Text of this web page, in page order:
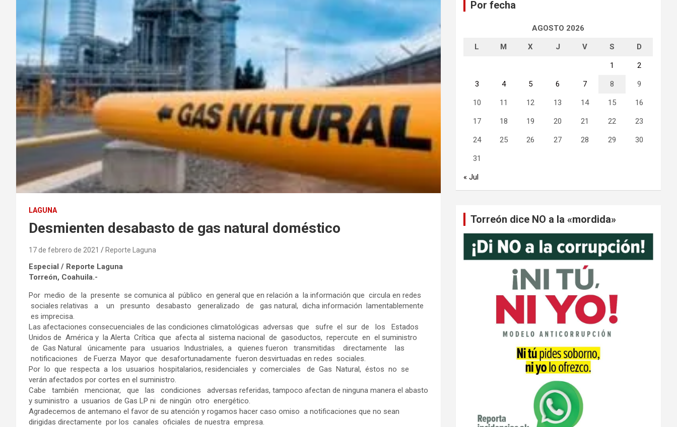
LAGUNA
Desmienten desabasto de gas natural doméstico
17 de febrero de 2021 Reporte Laguna
Especial / Reporte Laguna
Torreón, Coahuila.-
Por medio de la presente se comunica al público en general que en relación a la información que circula en redes
sociales relativas a un presunto desabasto generalizado de gas natural, dicha información lamentablemente
es imprecisa.
Las afectaciones consecuenciales de las condiciones climatológicas adversas que sufre el sur de los Estados
Unidos de América y la Alerta Crítica que afecta al sistema nacional de gasoductos, repercute en el suministro
de Gas Natural únicamente para usuarios Industriales, a quienes fueron transmitidas directamente las
notificaciones de Fuerza Mayor que desafortunadamente fueron desvirtuadas en redes sociales.
Por lo que respecta a los usuarios hospitalarios, residenciales y comerciales de Gas Natural, éstos no se
verán afectados por cortes en el suministro.
Cabe también mencionar, que las condiciones adversas referidas, tampoco afectan de ninguna manera el abasto
y suministro a usuarios de Gas LP ni de ningún otro energético.
Agradecemos de antemano el favor de su atención y rogamos hacer caso omiso a notificaciones que no sean
dirigidas directamente por los canales oficiales de nuestra empresa.
Por fecha
AGOSTO 2026
L M X J V S D
1 2
3 4 5 6 7 8 9
10 11 12 13 14 15 16
17 18 19 20 21 22 23
24 25 26 27 28 29 30
31
« Jul
Torreón dice NO a la «mordida»